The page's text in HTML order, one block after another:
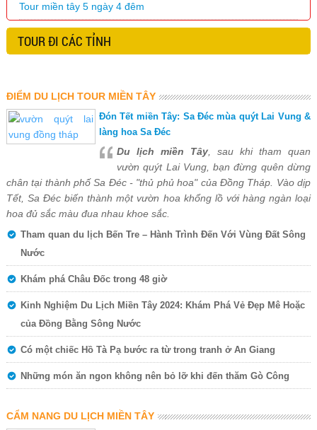
Tour miền tây 5 ngày 4 đêm
TOUR ĐI CÁC TỈNH
ĐIỂM DU LỊCH TOUR MIỀN TÂY
Đón Tết miền Tây: Sa Đéc mùa quýt Lai Vung &
làng hoa Sa Đéc
Du lịch miền Tây , sau khi tham quan
vườn quýt Lai Vung, bạn đừng quên dừng
chân tại thành phố Sa Đéc - "thủ phủ hoa" của Đồng Tháp. Vào dịp
Tết, Sa Đéc biến thành một vườn hoa khổng lồ với hàng ngàn loại
hoa đủ sắc màu đua nhau khoe sắc.
Tham quan du lịch Bến Tre – Hành Trình Đến Với Vùng Đất Sông
Nước
Khám phá Châu Đốc trong 48 giờ
Kinh Nghiệm Du Lịch Miền Tây 2024: Khám Phá Vẻ Đẹp Mê Hoặc
của Đồng Bằng Sông Nước
Có một chiếc Hồ Tà Pạ bước ra từ trong tranh ở An Giang
Những món ăn ngon không nên bỏ lỡ khi đến thăm Gò Công
CẨM NANG DU LỊCH MIỀN TÂY